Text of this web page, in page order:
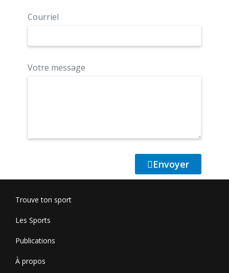
Courriel
Votre message
Envoyer
Trouve ton sport
Les Sports
Publications
À propos